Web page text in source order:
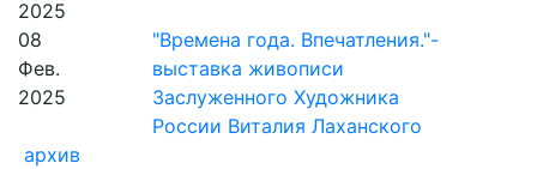
2025
08
Фев.
2025
"Времена года. Впечатления."-
выставка живописи
Заслуженного Художника
России Виталия Лаханского
архив